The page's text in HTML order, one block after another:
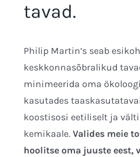
tavad.
Philip Martin’s seab
keskkonnasõbralikud
minimeerida oma
kasutades
koostisosi eetiliselt ja
kemikaale. Valides meie
hoolitse oma juuste eest,